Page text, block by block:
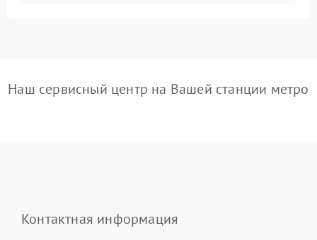
Наш сервисный центр на Вашей станции метро
Контактная информация